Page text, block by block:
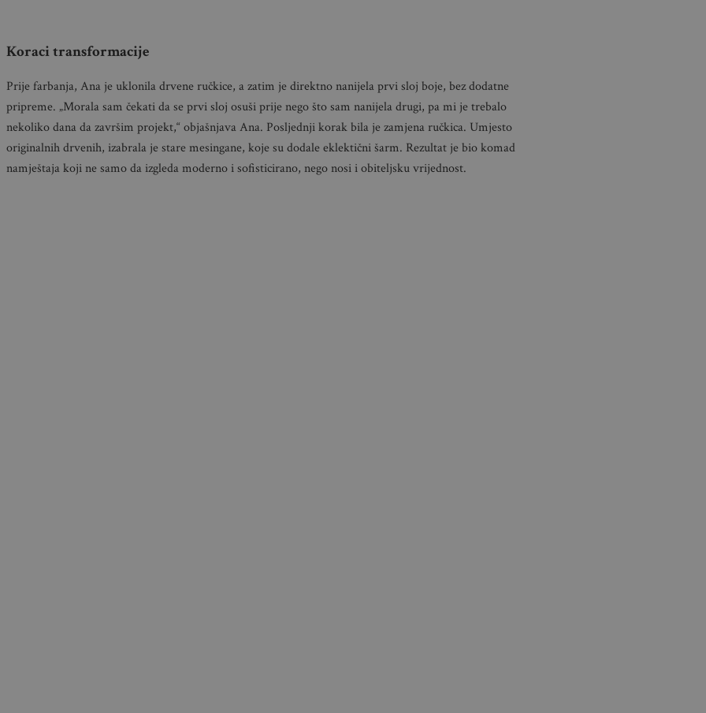
Koraci transformacije
Prije farbanja, Ana je uklonila drvene ručkice, a zatim je direktno nanijela prvi sloj boje, bez dodatne
pripreme. „Morala sam čekati da se prvi sloj osuši prije nego što sam nanijela drugi, pa mi je trebalo
nekoliko dana da završim projekt,“ objašnjava Ana. Posljednji korak bila je zamjena ručkica. Umjesto
originalnih drvenih, izabrala je stare mesingane, koje su dodale eklektični šarm. Rezultat je bio komad
namještaja koji ne samo da izgleda moderno i sofisticirano, nego nosi i obiteljsku vrijednost.